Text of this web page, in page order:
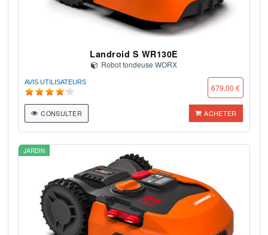
Landroid S WR130E
Robot tondeuse WORX
AVIS UTILISATEURS
679,00 €
CONSULTER ACHETER
JARDIN